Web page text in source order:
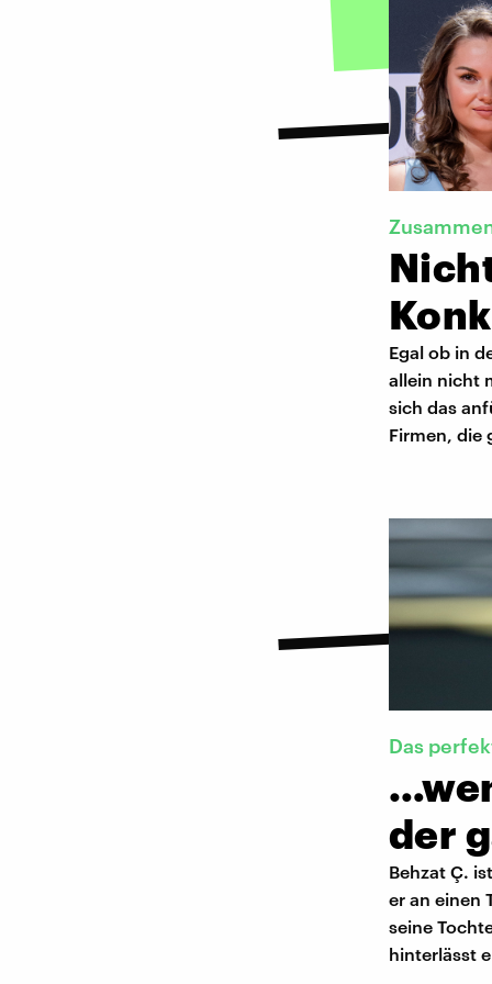
Egal ob in
allein nicht
sich das
Firmen, die
Das
der
Behzat Ç.
er an einen
seine
hinterlässt